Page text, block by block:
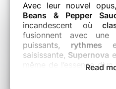
Avec leur nouvel
Beans & Pepper
incandescent où
fusionnent avec une
puissants, rythmes
saisissante, Supernova
même de l’essence
Read